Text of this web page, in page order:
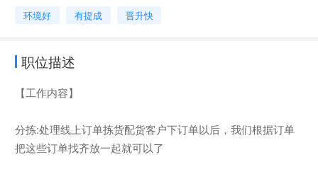
环境好 有提成 晋升快
职位描述
【工作内容】
分拣:处理线上订单拣货配货客户下订单以后，我们根据订单
把这些订单找齐放一起就可以了